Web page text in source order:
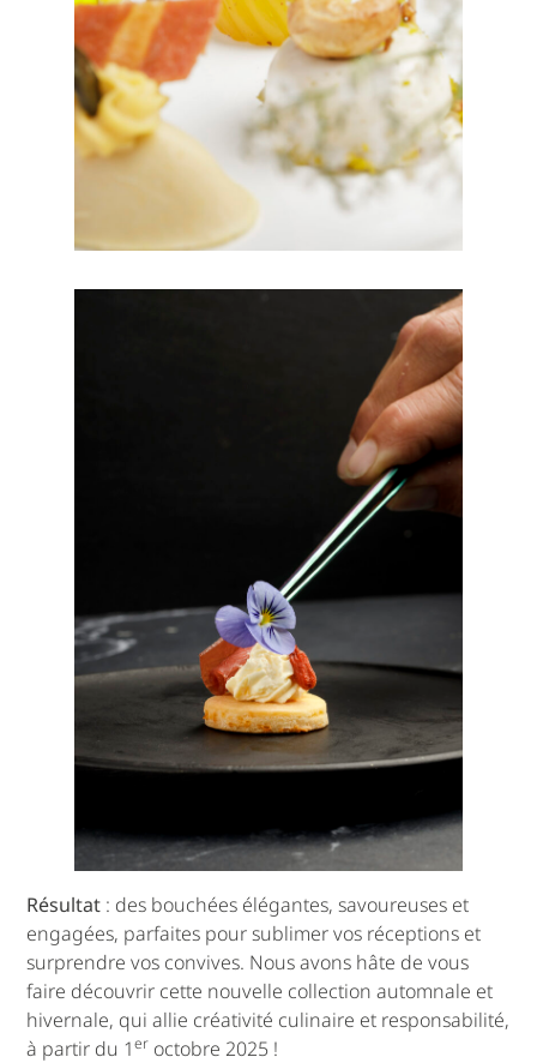
Résultat : des bouchées élégantes, savoureuses et
engagées, parfaites pour sublimer vos réceptions et
surprendre vos convives. Nous avons hâte de vous
faire découvrir cette nouvelle collection automnale et
hivernale, qui allie créativité culinaire et responsabilité,
à partir du 1er octobre 2025 !